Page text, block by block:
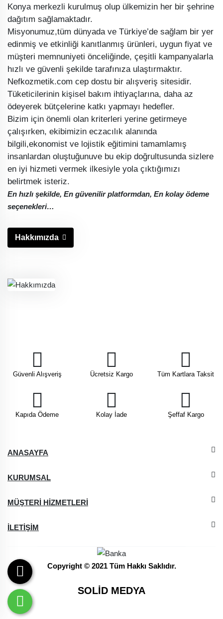
Konya merkezli kurulmuş olup ülkemizin her bir şehrine
dağıtım sağlamaktadır.
Misyonumuz,tüm dünyada ve Türkiye’de sağlam bir yer
edinmiş ve etkinliği kanıtlanmış ürünleri, uygun fiyat ve
müşteri memnuniyeti önceliğinde, çeşitli kampanyalarla
hızlı ve güvenli şekilde tarafınıza ulaştırmaktır.
Nefkozmetik.com cep dostu bir alışveriş sitesidir.
Tüketicilerinin kişisel bakım ihtiyaçlarına, daha az
ödeyerek bütçelerine katkı yapmayı hedefler.
Bizim için önemli olan kriterleri yerine getirmeye
çalışırken, ekibimizin eczacılık alanında
bilgili,ekonomist ve lojistik eğitimini tamamlamış
insanlardan oluştuğunuve bu ekip doğrultusunda sizlere
en iyi hizmeti vermek ilkesiyle yola çıktığımızı
belirtmek isteriz.
En hızlı şekilde, En güvenilir platformdan, En kolay ödeme
seçenekleri…
Hakkımızda
Güvenli Alışveriş Ücretsiz Kargo Tüm Kartlara Taksit
Kapıda Ödeme Kolay İade Şeffaf Kargo
ANASAYFA
KURUMSAL
MÜŞTERİ HİZMETLERİ
İLETİŞİM
Copyright © 2021 Tüm Hakkı Saklıdır.
SOLİD MEDYA